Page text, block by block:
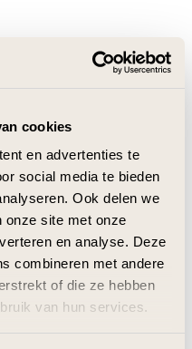
cookies
en advertenties te
social media te bieden
Ook delen we
onze site met onze
en analyse. Deze
combineren met andere
of die ze hebben
van hun services.